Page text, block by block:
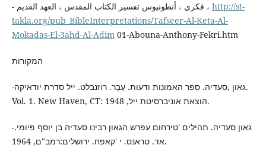
- فكري ، أنطونيوس تفسير الكتاب المقدس ، العهد القديم ، http://st-
takla.org/pub_BibleInterpretations/Tafseer-Al-Keta-Al-
Mokadas-El-3ahd-Al-Adim01-Abouna-Anthony-Fekri.htm
המקורות
-גאון ,סעדיה. ספר האמונות ודעות. עָבָר. רוזנבלט. ייל סדרת יודאיקה.
Vol. 1. New Haven, CT: הוצאת אוניברסיטת ייל, 1948.
-גאון סעדיה. תהילים 'טירחום עפרש הגאון רבינו סעדיה בן יוסף פיומי.
אד. טראנס. י 'קאפח. ירושלים:רמב"ם, 1964.